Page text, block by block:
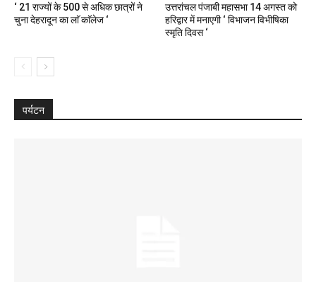
‘ 21 राज्यों के 500 से अधिक छात्रों ने
चुना देहरादून का लाॅ काॅलेज ‘
उत्तरांचल पंजाबी महासभा 14 अगस्त को
हरिद्वार में मनाएगी ‘ विभाजन विभीषिका
स्मृति दिवस ‘
पर्यटन